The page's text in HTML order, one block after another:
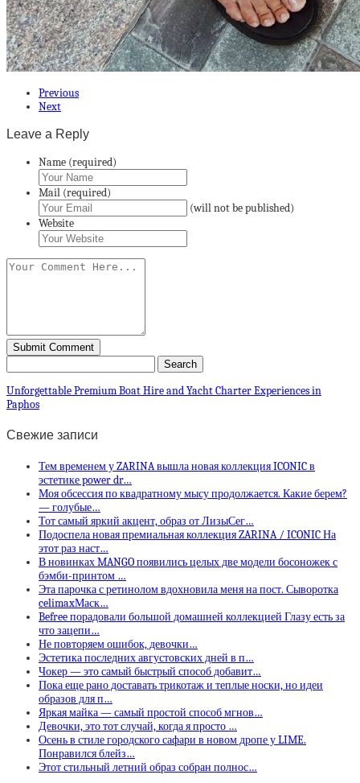
Previous
Next
Leave a Reply
Name (required)
Mail (required)
(will not be published)
Website
Unforgettable Premium Boat Hire and Yacht Charter Experiences in
Paphos
Свежие записи
Тем временем у ZARINA вышла новая коллекция ICONIC в
эстетике power dr…
Моя обсессия по квадратному мысу продолжается. Какие берем?
— голубые…
Тот самый яркий акцент, образ от ЛизыСег…
Подоспела новая премиальная коллекция ZARINA / ICONIC На
этот раз наст…
В новинках MANGO появились целых две модели босоножек с
бэмби-принтом …
Эта парочка с ретинолом вдохновила меня на пост. Сыворотка
celimaxМаск…
Befree порадовали большой домашней коллекцией Глазу есть за
что зацепи…
Не повторяем ошибок, девочки…
Эстетика последних августовских дней в п…
Чокер — это самый быстрый способ добавит…
Пока еще рано доставать трикотаж и теплые носки, но идеи
образов для п…
Яркая майка — самый простой способ мгнов…
Девочки, это тот случай, когда я просто …
Осень в стиле городского сафари в новом дропе у LIME.
Понравился блейз…
Этот стильный летний образ собран полнос…